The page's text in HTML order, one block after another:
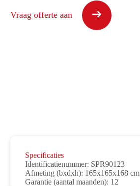
Specificaties
Identificatienummer: SPR90123
Afmeting (bxdxh): 165x165x168 cm
Garantie (aantal maanden): 12
Vraag offerte aan